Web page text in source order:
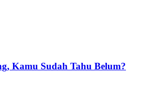
Kamu Sudah Tahu Belum?